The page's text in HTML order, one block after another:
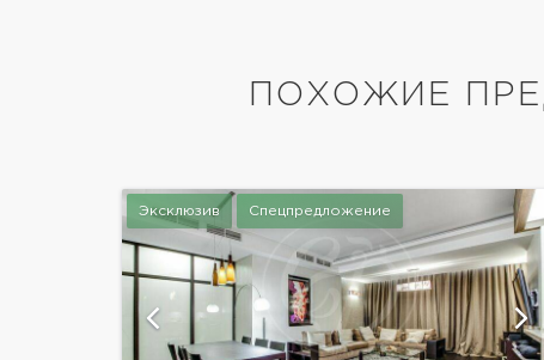
ПОХОЖИЕ
Эксклюзив Спецпредложение
показать ещё 22 фотографии